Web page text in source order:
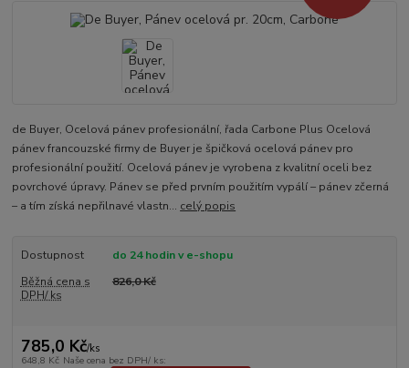
de Buyer, Ocelová pánev profesionální, řada Carbone Plus Ocelová
pánev francouzské firmy de Buyer je špičková ocelová pánev pro
profesionální použití. Ocelová pánev je vyrobena z kvalitní oceli bez
povrchové úpravy. Pánev se před prvním použitím vypálí – pánev zčerná
– a tím získá nepřilnavé vlastn... celý popis
Dostupnost
do 24 hodin v e-shopu
Běžná cena s
DPH/ ks
826,0 Kč
785,0 Kč/ks
648,8 Kč Naše cena bez DPH/ ks: